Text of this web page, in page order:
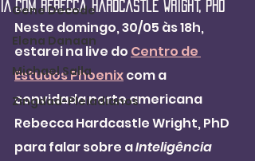
Gene Decode
Elena Danaan
Michael Salla
Zingdad-Pleiadianos
IA com Rebecca Hardcastle Wright, PhD
Neste domingo, 30/05 às 18h,
estarei na live do Centro de
Estudos Phoenix com a
convidada norte americana
Rebecca Hardcastle Wright, PhD
para falar sobre a Inteligência